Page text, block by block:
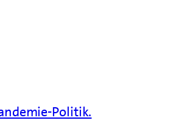
Politik.